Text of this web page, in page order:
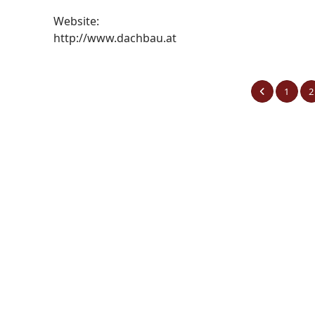
Website:
http://www.dachbau.at
1 2